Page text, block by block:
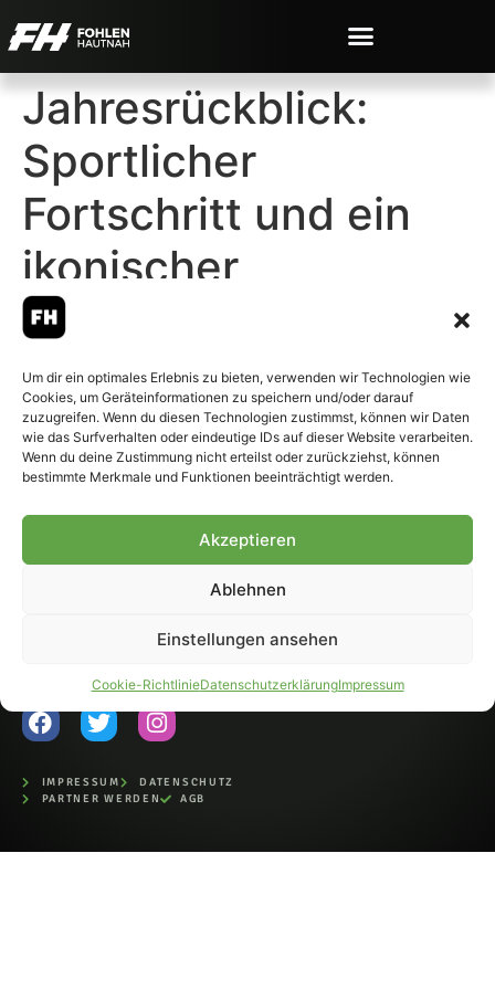
Um dir ein optimales Erlebnis zu bieten, verwenden wir Technologien wie
Cookies, um Geräteinformationen zu speichern und/oder darauf
zuzugreifen. Wenn du diesen Technologien zustimmst, können wir Daten
wie das Surfverhalten oder eindeutige IDs auf dieser Website verarbeiten.
Wenn du deine Zustimmung nicht erteilst oder zurückziehst, können
bestimmte Merkmale und Funktionen beeinträchtigt werden.
Akzeptieren
Ablehnen
Einstellungen ansehen
Cookie-RichtlinieDatenschutzerklärungImpressum
Jahresrückblick:
Sportlicher
Fortschritt und ein
ikonischer
Geburtstag
© 2007-2026 Fohlen-Hautnah.de
– Alle rechte vorbehalten.
Fohlen-Hautnah.de ist ein
offiziell eingetragenes Magazin
bei der Deutschen
Nationalbibliothek (ISSN 1868-
auszugsweise, nur mit
IMPRESSUM
DATENSCHUTZ
PARTNER WERDEN
AGB